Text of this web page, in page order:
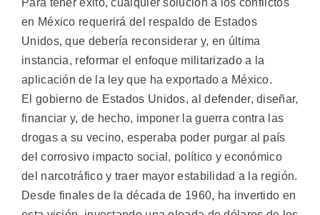
Para tener éxito, cualquier solución a los conflictos
en México requerirá del respaldo de Estados
Unidos, que debería reconsiderar y, en última
instancia, reformar el enfoque militarizado a la
aplicación de la ley que ha exportado a México.
El gobierno de Estados Unidos, al defender, diseñar,
financiar y, de hecho, imponer la guerra contra las
drogas a su vecino, esperaba poder purgar al país
del corrosivo impacto social, político y económico
del narcotráfico y traer mayor estabilidad a la región.
Desde finales de la década de 1960, ha invertido en